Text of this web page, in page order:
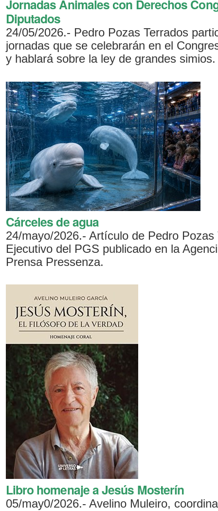
Jornadas Animales con Derechos
Diputados
24/05/2026.- Pedro Pozas Terrados
jornadas que se celebrarán en el
y hablará sobre la ley de grandes simios.
Cárceles de agua
24/mayo/2026.- Artículo de Pedro Pozas
Ejecutivo del PGS publicado en la
Prensa Pressenza.
Libro homenaje a Jesús Mosterín
05/may0/2026.- Avelino Muleiro,